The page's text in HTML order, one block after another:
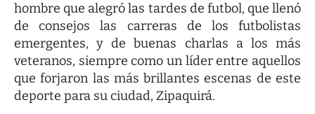
hombre que alegró las tardes de futbol, que llenó
de consejos las carreras de los futbolistas
emergentes, y de buenas charlas a los más
veteranos, siempre como un líder entre aquellos
que forjaron las más brillantes escenas de este
deporte para su ciudad, Zipaquirá.